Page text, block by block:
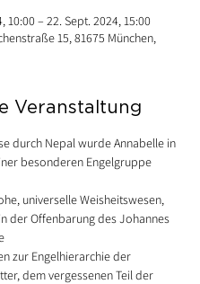
10:00 – 22. Sept. 2024, 15:00
15, 81675 München,
Veranstaltung
durch Nepal wurde Annabelle in
besonderen Engelgruppe
universelle Weisheitswesen,
der Offenbarung des Johannes
zur Engelhierarchie der
dem vergessenen Teil der